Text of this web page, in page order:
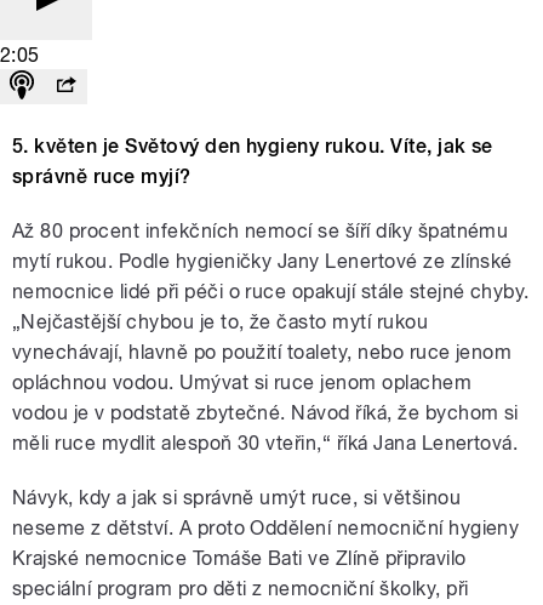
2:05
5. květen je Světový den hygieny rukou. Víte, jak se
správně ruce myjí?
Až 80 procent infekčních nemocí se šíří díky špatnému
mytí rukou. Podle hygieničky Jany Lenertové ze zlínské
nemocnice lidé při péči o ruce opakují stále stejné chyby.
„Nejčastější chybou je to, že často mytí rukou
vynechávají, hlavně po použití toalety, nebo ruce jenom
opláchnou vodou. Umývat si ruce jenom oplachem
vodou je v podstatě zbytečné. Návod říká, že bychom si
měli ruce mydlit alespoň 30 vteřin,“ říká Jana Lenertová.
Návyk, kdy a jak si správně umýt ruce, si většinou
neseme z dětství. A proto Oddělení nemocniční hygieny
Krajské nemocnice Tomáše Bati ve Zlíně připravilo
speciální program pro děti z nemocniční školky, při